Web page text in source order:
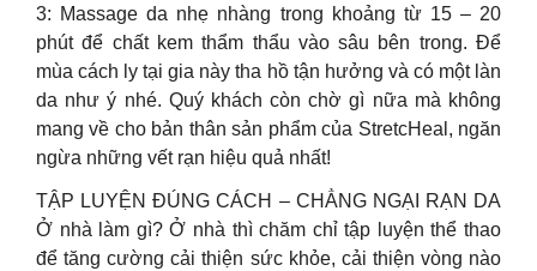
3: Massage da nhẹ nhàng trong khoảng từ 15 – 20
phút để chất kem thẩm thẩu vào sâu bên trong. Để
mùa cách ly tại gia này tha hồ tận hưởng và có một làn
da như ý nhé. Quý khách còn chờ gì nữa mà không
mang về cho bản thân sản phẩm của StretcHeal, ngăn
ngừa những vết rạn hiệu quả nhất!
TẬP LUYỆN ĐÚNG CÁCH – CHẲNG NGẠI RẠN DA
Ở nhà làm gì? Ở nhà thì chăm chỉ tập luyện thể thao
để tăng cường cải thiện sức khỏe, cải thiện vòng nào